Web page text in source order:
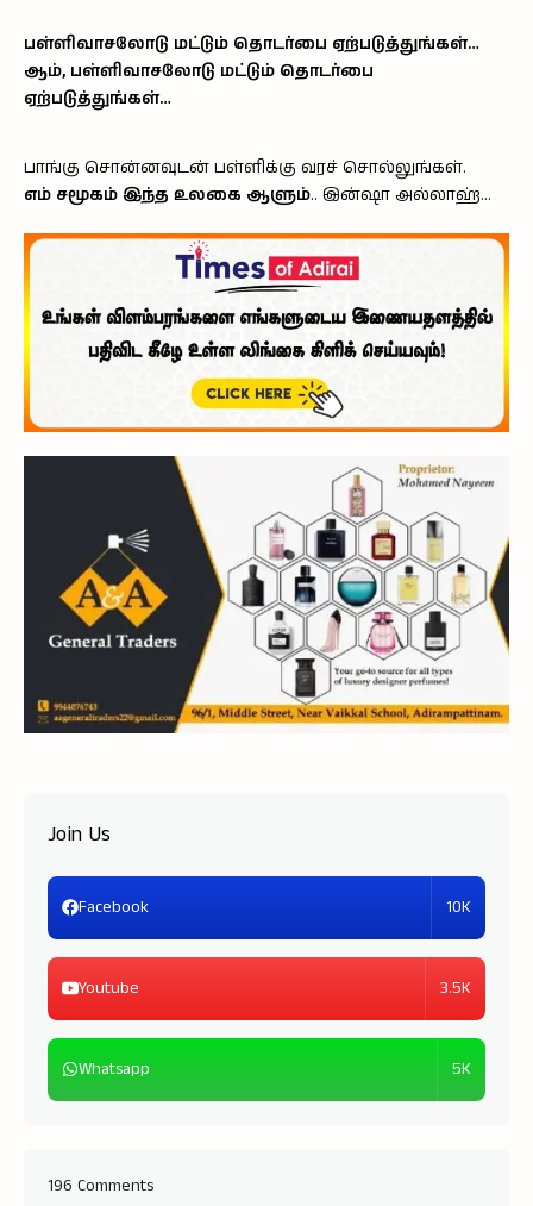
பள்ளிவாசலோடு மட்டும் தொடர்பை ஏற்படுத்துங்கள்…
ஆம், பள்ளிவாசலோடு மட்டும் தொடர்பை
ஏற்படுத்துங்கள்…
பாங்கு சொன்னவுடன் பள்ளிக்கு வரச் சொல்லுங்கள்.
எம் சமூகம் இந்த உலகை ஆளும்.. இன்ஷா அல்லாஹ்…
Join Us
Facebook 10K
Youtube 3.5K
Whatsapp 5K
196 Comments